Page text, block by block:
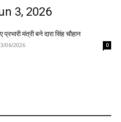
3, 2026
मंत्री बने दारा सिंह चौहान
06/2026 0